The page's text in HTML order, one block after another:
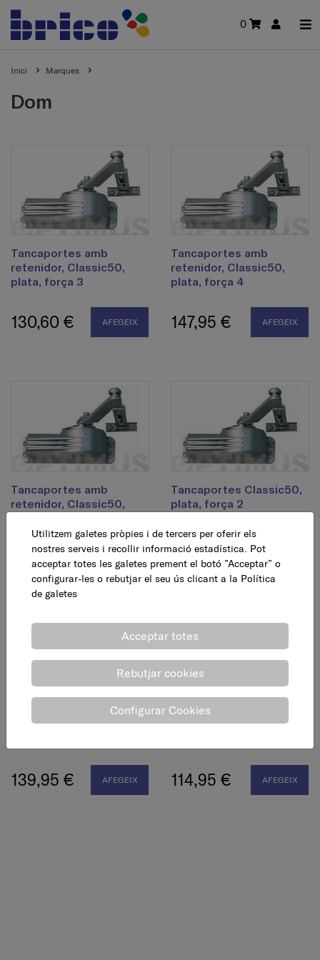
0
Inici Marques
dom
Tancaportes amb
retenidor, Classic50,
plata, força 3
130,60 € AFEGEIX
Tancaportes amb
retenidor, Classic50,
plata, força 4
147,95 € AFEGEIX
Tancaportes amb
retenidor, Classic50,
114,95 € AFEGEIX
Tancaportes Classic50,
plata, força 2
104,95 € AFEGEIX
Tancaportes Classic50,
139,95 € AFEGEIX
Tancaportes Classic50,
114,95 € AFEGEIX
Utilitzem galetes pròpies i de tercers per oferir els
nostres serveis i recollir informació estadística. Pot
acceptar totes les galetes prement el botó ”Acceptar” o
configurar-les o rebutjar el seu ús clicant a la Política
de galetes
Acceptar totes
Rebutjar cookies
Configurar Cookies